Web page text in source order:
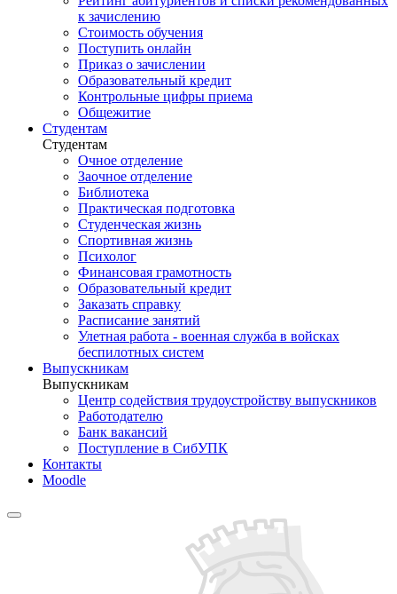
к зачислению
Стоимость обучения
Поступить онлайн
Приказ о зачислении
Образовательный кредит
Контрольные цифры приема
Общежитие
Студентам
Студентам
Очное отделение
Заочное отделение
Библиотека
Практическая подготовка
Студенческая жизнь
Спортивная жизнь
Психолог
Финансовая грамотность
Образовательный кредит
Заказать справку
Расписание занятий
Улетная работа - военная служба в войсках
беспилотных систем
Выпускникам
Выпускникам
Центр содействия трудоустройству выпускников
Работодателю
Банк вакансий
Поступление в СибУПК
Контакты
Moodle